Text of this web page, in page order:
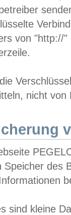
von "http://
nicht von
Speicher des
sind kleine